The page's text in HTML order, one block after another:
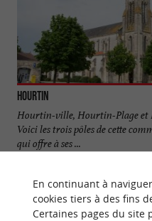
Hourtin
Hourtin-ville, Hourtin-Plage
Voici les trois pôles de cette
qui offre à ses ...
En continuant à
cookies tiers à des fins
Certaines pages du site